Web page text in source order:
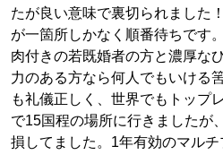
たが良い意味で裏切られました
が一箇所しかなく順番待ちです
肉付きの若既婚者の方と濃厚な
力のある方なら何人でもいける
も礼儀正しく、世界でもトップ
で15国程の場所に行きましたが
損してました。1年有効のマル